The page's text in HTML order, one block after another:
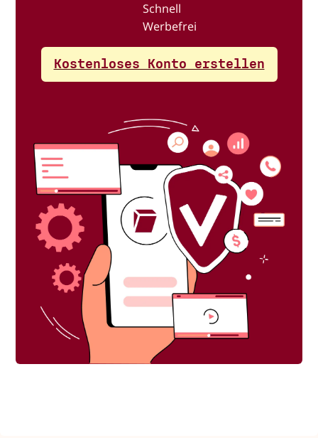
Schnell
Werbefrei
Kostenloses Konto erstellen